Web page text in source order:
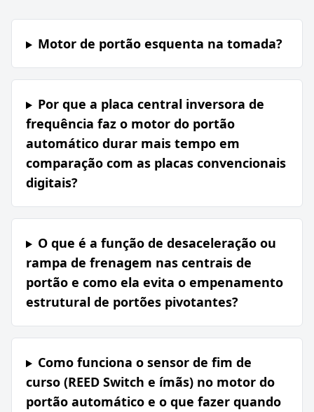
Motor de portão esquenta na tomada?
Por que a placa central inversora de
frequência faz o motor do portão
automático durar mais tempo em
comparação com as placas convencionais
digitais?
O que é a função de desaceleração ou
rampa de frenagem nas centrais de
portão e como ela evita o empenamento
estrutural de portões pivotantes?
Como funciona o sensor de fim de
curso (REED Switch e ímãs) no motor do
portão automático e o que fazer quando